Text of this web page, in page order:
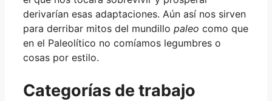
derivarían esas adaptaciones. Aún así nos sirven
para derribar mitos del mundillo paleo como que
en el Paleolítico no comíamos legumbres o
cosas por estilo.
Categorías de trabajo